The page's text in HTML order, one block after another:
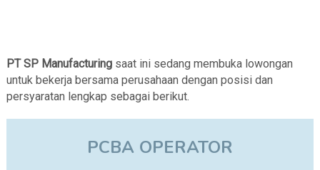
PT SP Manufacturingsaat ini sedang membuka lowongan
untuk bekerja bersama perusahaan dengan posisi dan
persyaratan lengkap sebagai berikut.
PCBA OPERATOR